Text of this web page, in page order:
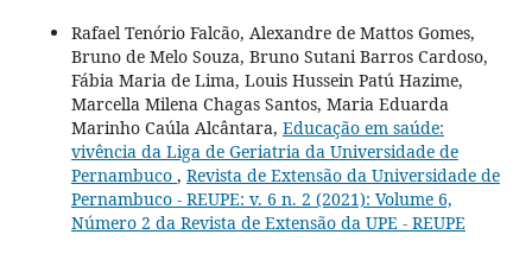
Rafael Tenório Falcão, Alexandre de Mattos Gomes,
Bruno de Melo Souza, Bruno Sutani Barros Cardoso,
Fábia Maria de Lima, Louis Hussein Patú Hazime,
Marcella Milena Chagas Santos, Maria Eduarda
Marinho Caúla Alcântara, Educação em saúde:
vivência da Liga de Geriatria da Universidade de
Pernambuco , Revista de Extensão da Universidade de
Pernambuco - REUPE: v. 6 n. 2 (2021): Volume 6,
Número 2 da Revista de Extensão da UPE - REUPE